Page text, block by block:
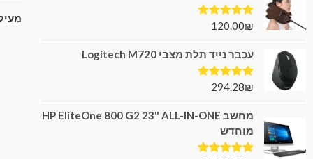
דורג5.00
120.00₪
עכבר נייד תלת מצבי Logitech M720
דורג5.00
294.28₪
מחשב HP EliteOne 800 G2 23" ALL-IN-ONE
מוחדש